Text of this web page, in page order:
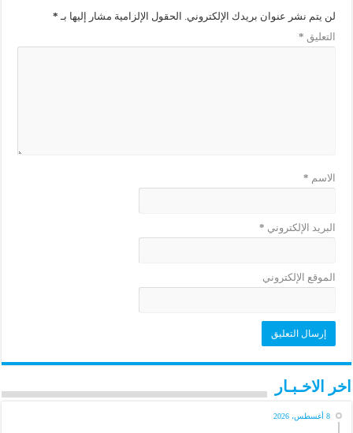
لن يتم نشر عنوان بريدك الإلكتروني. الحقول الإلزامية مشار إليها بـ *
التعليق *
الاسم *
البريد الإلكتروني *
الموقع الإلكتروني
اخر الاخـبـار
8 أغسطس، 2026